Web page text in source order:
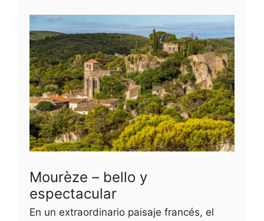
Mourèze – bello y
espectacular
En un extraordinario paisaje francés, el